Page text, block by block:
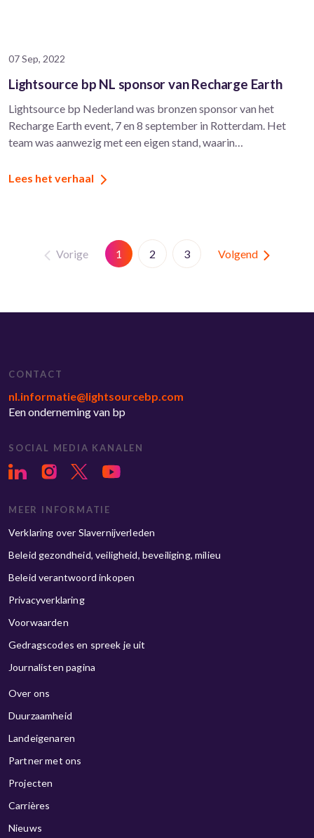
07 Sep, 2022
Lightsource bp NL sponsor van Recharge Earth
Lightsource bp Nederland was bronzen sponsor van het
Recharge Earth event, 7 en 8 september in Rotterdam. Het
team was aanwezig met een eigen stand, waarin…
Lees het verhaal
Vorige 1 2 3 Volgend
CONTACT
nl.informatie@lightsourcebp.com
Een onderneming van bp
SOCIAL MEDIA KANALEN
MEER INFORMATIE
Verklaring over Slavernijverleden
Beleid gezondheid, veiligheid, beveiliging, milieu
Beleid verantwoord inkopen
Privacyverklaring
Voorwaarden
Gedragscodes en spreek je uit
Journalisten pagina
Over ons
Duurzaamheid
Landeigenaren
Partner met ons
Projecten
Carrières
Nieuws